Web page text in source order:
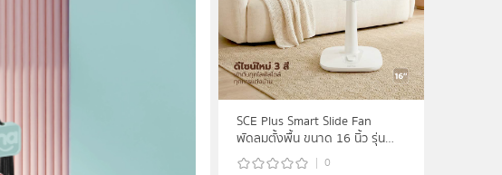
SCE Plus Smart Slide Fan
พัดลมตั้งพื้น ขนาด 16 นิ้ว รุ่น
RF6 รับประกัน 2 ปี0